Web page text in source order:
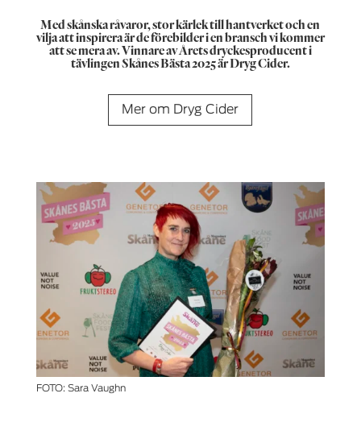
Med skånska råvaror, stor kärlek till hantverket och en
vilja att inspirera är de förebilder i en bransch vi kommer
att se mera av. Vinnare av Årets dryckesproducent i
tävlingen Skånes Bästa 2025 är Dryg Cider.
Mer om Dryg Cider
FOTO: Sara Vaughn